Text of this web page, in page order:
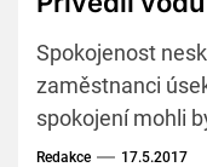
Spokojenost
zaměstnanci
spokojení mohli
lomu ČSA. Právě
Redakce 17.5.2017